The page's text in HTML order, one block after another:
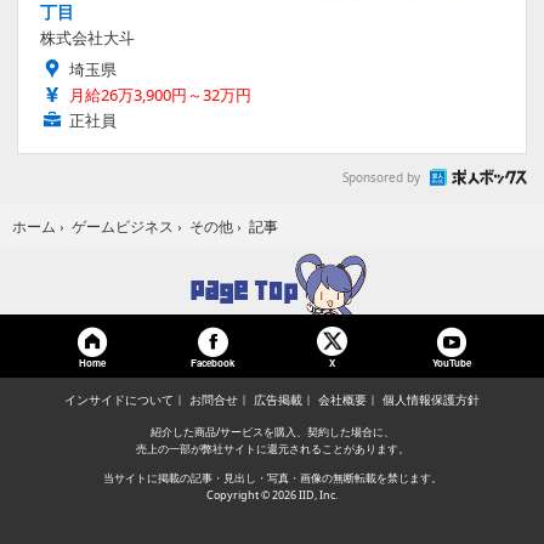
丁目
株式会社大斗
埼玉県
月給26万3,900円～32万円
正社員
Sponsored by
ホーム › ゲームビジネス › その他 › 記事
Home Facebook X YouTube
インサイドについて お問合せ 広告掲載 会社概要 個人情報保護方針
紹介した商品/サービスを購入、契約した場合に、
売上の一部が弊社サイトに還元されることがあります。
当サイトに掲載の記事・見出し・写真・画像の無断転載を禁じます。
Copyright © 2026 IID, Inc.